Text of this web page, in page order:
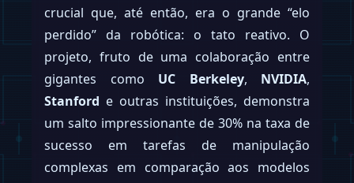
crucial que, até então, era o grande “elo
perdido” da robótica: o tato reativo. O
projeto, fruto de uma colaboração entre
gigantes como UC Berkeley, NVIDIA,
Stanford e outras instituições, demonstra
um salto impressionante de 30% na taxa de
sucesso em tarefas de manipulação
complexas em comparação aos modelos